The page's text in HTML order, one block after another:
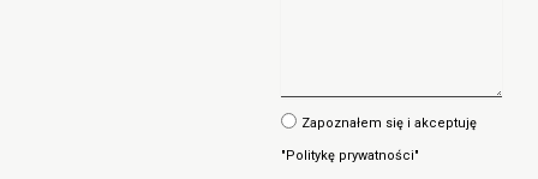
Zapoznałem się i akceptuję
"Politykę prywatności"